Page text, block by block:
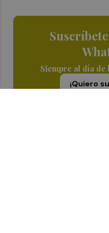
Siempre al día
¡Quiero